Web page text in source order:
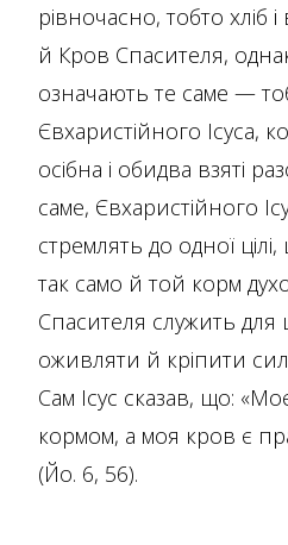
рівночасно, тобто хліб
й Кров Спасителя,
означають те саме —
Євхаристійного Ісуса,
осібна і обидва взяті
саме, Євхаристійного
стремлять до одної
так само й той корм
Спасителя служить для
оживляти й кріпити
Сам Ісус сказав, що:
кормом, а моя кров є
(Йо. 6, 56).